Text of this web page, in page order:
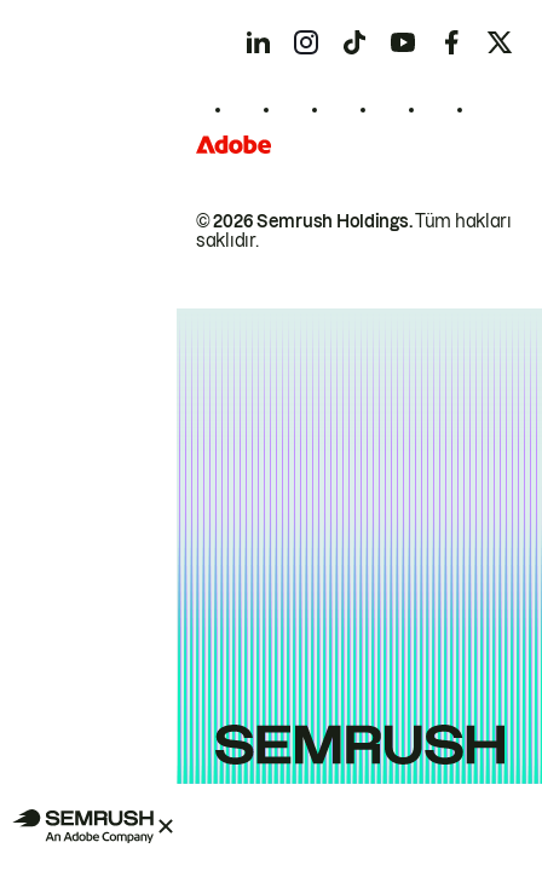
© 2026 Semrush Holdings.Tüm hakları
saklıdır.